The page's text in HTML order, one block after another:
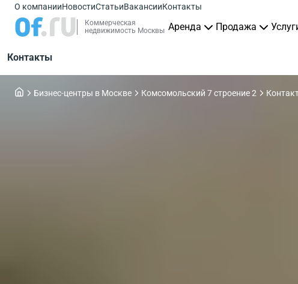
О компанииНовостиСтатьиВакансииКонтакты
Коммерческая
недвижимость Москвы Аренда Продажа
Контакты
Бизнес-центры в Москве Комсомольский 7 строение 2